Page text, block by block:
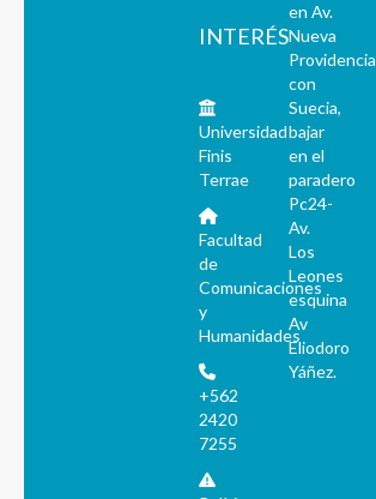
INTERÉS
Universidad
Finis
Terrae
Facultad
de
Comunicaciones
y
Humanidades
+562
2420
7255
en Av.
Nueva
Providencia
con
Suecia,
bajar
en el
paradero
Pc24-
Av.
Los
Leones
esquina
Av
Eliodoro
Yáñez.